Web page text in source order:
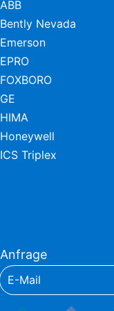
ABB
Bently Nevada
Emerson
EPRO
FOXBORO
GE
HIMA
Honeywell
ICS Triplex
Anfrage